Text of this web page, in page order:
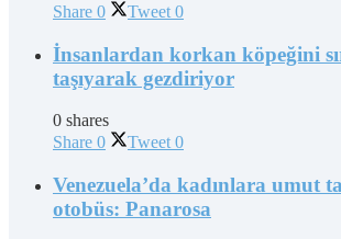
Share 0 Tweet 0
İnsanlardan korkan köpeğini
taşıyarak gezdiriyor
0 shares
Share 0 Tweet 0
Venezuela’da kadınlara umut
otobüs: Panarosa